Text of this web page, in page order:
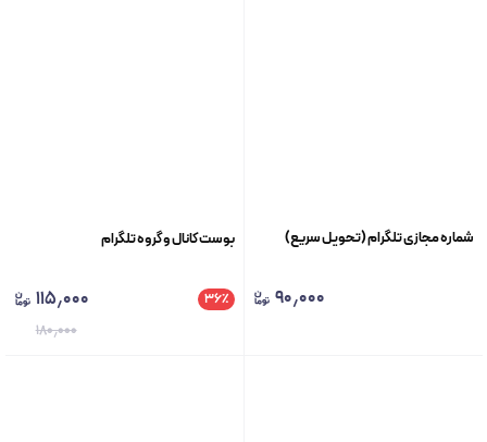
شماره مجازی تلگرام (تحویل سریع)
۹۰٫۰۰۰
بوست کانال و گروه تلگرام
۳۶٪ ۱۱۵٫۰۰۰
۱۸۰٫۰۰۰